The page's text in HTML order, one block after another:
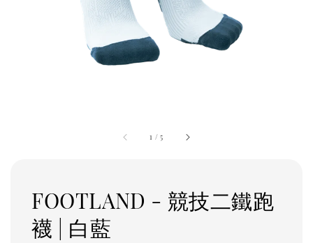
1 /5
FOOTLAND - 競技二鐵跑
襪 | 白藍